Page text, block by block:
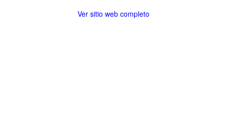
Ver sitio web completo